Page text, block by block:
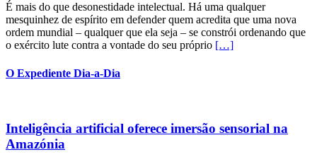
É mais do que desonestidade intelectual. Há uma qualquer
mesquinhez de espírito em defender quem acredita que uma nova
ordem mundial – qualquer que ela seja – se constrói ordenando que
o exército lute contra a vontade do seu próprio […]
O Expediente Dia-a-Dia
Inteligência artificial oferece imersão sensorial na
Amazónia